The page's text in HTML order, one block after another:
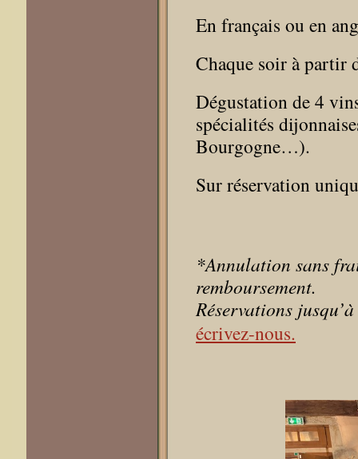
En français ou en
Chaque soir à partir
Dégustation de 4
spécialités
Bourgogne…).
Sur réservation
*Annulation sans
remboursement.
Réservations
écrivez-nous.